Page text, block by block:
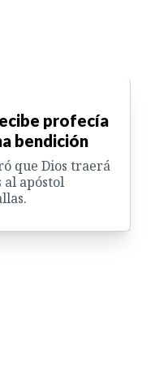
profecía
bendición
que Dios traerá
al apóstol